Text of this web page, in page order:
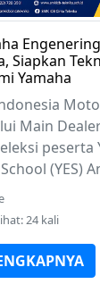
Siapkan
Yamaha
Main
peserta
(YES)
24 kali